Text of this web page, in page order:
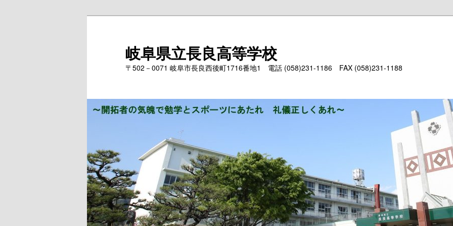
岐阜県立長良高等学校
〒502－0071 岐阜市長良西後町1716番地1 電話 (058)231-1186 FAX (058)231-1188